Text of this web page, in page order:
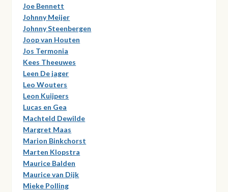
Joe Bennett
Johnny Meijer
Johnny Steenbergen
Joop van Houten
Jos Termonia
Kees Theeuwes
Leen De jager
Leo Wouters
Leon Kuijpers
Lucas en Gea
Machteld Dewilde
Margret Maas
Marion Binkchorst
Marten Klopstra
Maurice Balden
Maurice van Dijk
Mieke Polling